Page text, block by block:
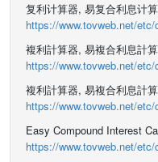
复利计算器, 易复合利息计
https://www.tovweb.net/
複利計算器, 易複合利息計
https://www.tovweb.net/
複利計算器, 易複合利息計
https://www.tovweb.net/
Easy Compound Interest
https://www.tovweb.net/